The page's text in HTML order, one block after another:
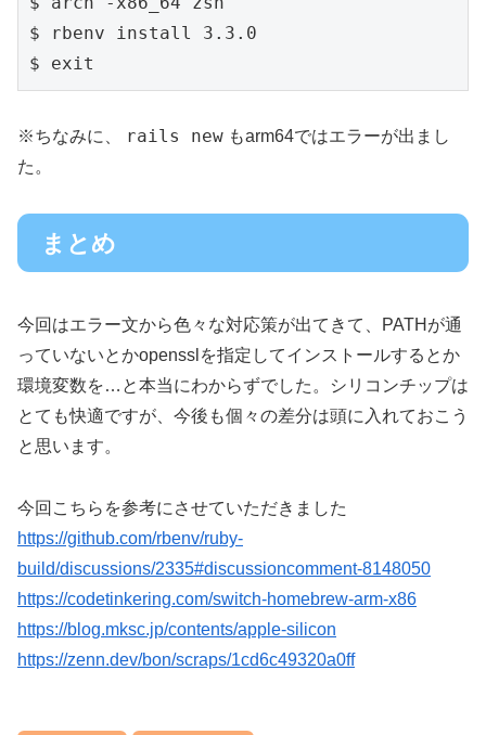
$ rbenv install 3.3.0
$ exit
※ちなみに、 rails new もarm64ではエラーが出まし
た。
まとめ
今回はエラー文から色々な対応策が出てきて、PATHが通
っていないとかopensslを指定してインストールするとか
環境変数を…と本当にわからずでした。シリコンチップは
とても快適ですが、今後も個々の差分は頭に入れておこう
と思います。
今回こちらを参考にさせていただきました
https://github.com/rbenv/ruby-
build/discussions/2335#discussioncomment-8148050
https://codetinkering.com/switch-homebrew-arm-x86
https://blog.mksc.jp/contents/apple-silicon
https://zenn.dev/bon/scraps/1cd6c49320a0ff